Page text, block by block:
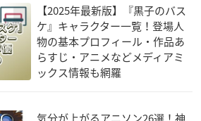
【2025年最新版】『黒子のバス
ケ』キャラクター一覧！登場人
物の基本プロフィール・作品あ
らすじ・アニメなどメディアミ
ックス情報も網羅